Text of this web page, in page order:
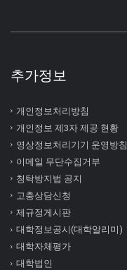
추가정보
개인정보처리방침
개인정보 제3자 제공 현황
영상정보처리기기 운영방침
이메일 무단수집거부
청탁방지법 공지
고충상담신청
제규정게시판
대학정보공시(대학알리미)
대학자체평가
대학법인